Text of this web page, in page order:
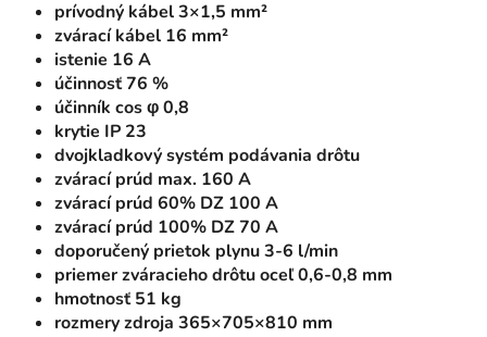
prívodný kábel 3×1,5 mm²
zvárací kábel 16 mm²
istenie 16 A
účinnosť 76 %
účinník cos φ 0,8
krytie IP 23
dvojkladkový systém podávania drôtu
zvárací prúd max. 160 A
zvárací prúd 60% DZ 100 A
zvárací prúd 100% DZ 70 A
doporučený prietok plynu 3-6 l/min
priemer zváracieho drôtu oceľ 0,6-0,8 mm
hmotnosť 51 kg
rozmery zdroja 365×705×810 mm